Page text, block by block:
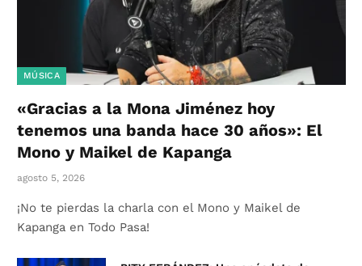
MÚSICA
«Gracias a la Mona Jiménez hoy
tenemos una banda hace 30 años»: El
Mono y Maikel de Kapanga
agosto 5, 2026
¡No te pierdas la charla con el Mono y Maikel de
Kapanga en Todo Pasa!